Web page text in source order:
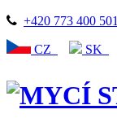
+420 773 400 501
CZ SK